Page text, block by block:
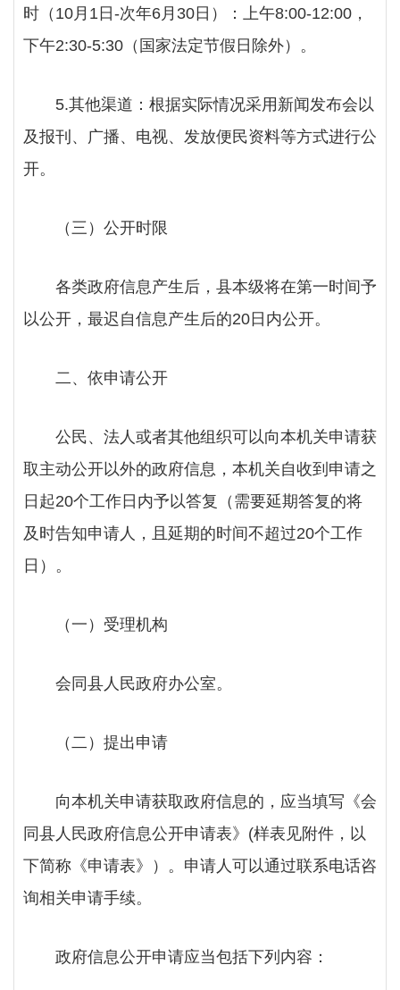
时（10月1日-次年6月30日）：上午8:00-12:00，
下午2:30-5:30（国家法定节假日除外）。
5.其他渠道：根据实际情况采用新闻发布会以
及报刊、广播、电视、发放便民资料等方式进行公
开。
（三） 公开时限
各类政府信息产生后，县本级将在第一时间予
以公开，最迟自信息产生后的20日内公开。
二、依申请公开
公民、法人或者其他组织可以向本机关申请获
取主动公开以外的政府信息，本机关自收到申请之
日起20个工作日内予以答复（需要延期答复的将
及时告知申请人，且延期的时间不超过20个工作
日）。
（一） 受理机构
会同县人民政府办公室。
（二）提出申请
向本机关申请获取政府信息的，应当填写《会
同县人民政府信息公开申请表》 (样表见附件，以
下简称《申请表》
） 。申请人可以通过联系电话咨
询相关申请手续。
政府信息公开申请应当包括下列内容：